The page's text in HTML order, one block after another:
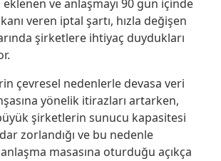
ve anlaşmayı 90 gün içinde
veren iptal şartı, hızla değişen
şirketlere ihtiyaç duydukları
çevresel nedenlerle devasa veri
yönelik itirazları artarken,
şirketlerin sunucu kapasitesi
zorlandığı ve bu nedenle
masasına oturduğu açıkça